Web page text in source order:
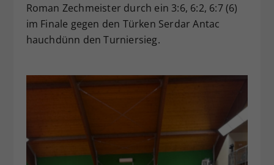
Roman Zechmeister durch ein 3:6, 6:2, 6:7 (6)
im Finale gegen den Türken Serdar Antac
hauchdünn den Turniersieg.